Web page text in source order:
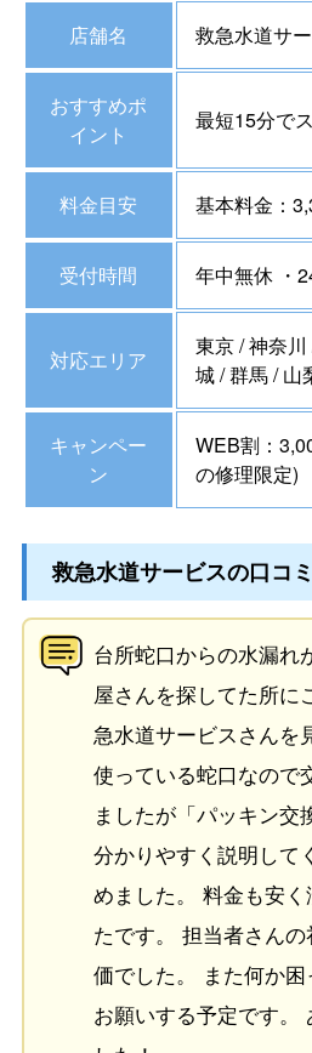
店舗名 救急水道サ
おすすめポ
イント
最短15分で
料金目安 基本料金：
受付時間 年中無休 ・
対応エリア
東京 / 神奈
城 / 群馬 / 山
キャンペー
ン
WEB割：
の修理限定)
救急水道サービスの口コミ
台所蛇口からの水漏れ
屋さんを探してた所に
急水道サービスさんを
使っている蛇口なので
ましたが「パッキン交
分かりやすく説明して
めました。 料金も安
たです。 担当者さん
価でした。 また何か
お願いする予定です。